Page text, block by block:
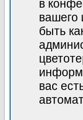
в
вашего
быть
вас